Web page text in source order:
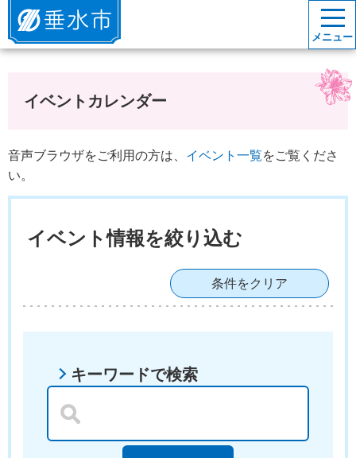
垂水市
メニュー
イベントカレンダー
音声ブラウザをご利用の方は、 イベント一覧をご覧くださ
い。
イベント情報を絞り込む
条件をクリア
キーワードで検索